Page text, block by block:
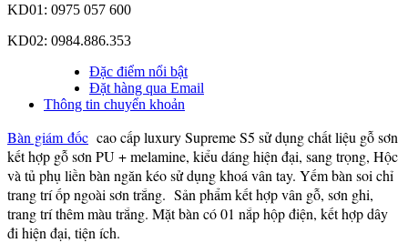
KD01: 0975 057 600
KD02: 0984.886.353
Đặc điểm nổi bật
Đặt hàng qua Email
Thông tin chuyển khoản
Bàn giám đốc cao cấp luxury Supreme S5 sử dụng chất liệu gỗ sơn
kết hợp gỗ sơn PU + melamine, kiểu dáng hiện đại, sang trọng, Hộc
và tủ phụ liền bàn ngăn kéo sử dụng khoá vân tay. Yếm bàn soi chỉ
trang trí ốp ngoài sơn trắng. Sản phẩm kết hợp vân gỗ, sơn ghi,
trang trí thêm màu trắng. Mặt bàn có 01 nắp hộp điện, kết hợp dây
đi hiện đại, tiện ích.